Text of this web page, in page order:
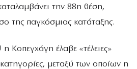
την 88η θέση,
της παγκόσμιας κατάταξης.
Κοπεγχάγη έλαβε «τέλειες»
μεταξύ των οποίων η